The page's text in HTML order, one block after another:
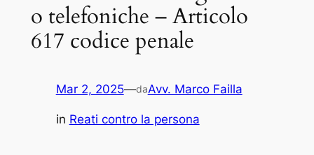
o telefoniche – Articolo
617 codice penale
Mar 2, 2025—daAvv. Marco Failla
in Reati contro la persona